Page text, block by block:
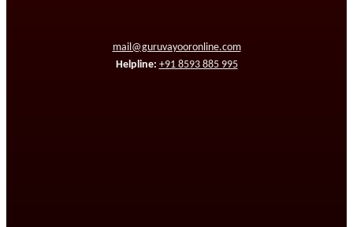
mail@guruvayooronline.com
Helpline: +91 8593 885 995